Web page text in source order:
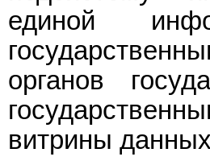
единой
органов
витрины